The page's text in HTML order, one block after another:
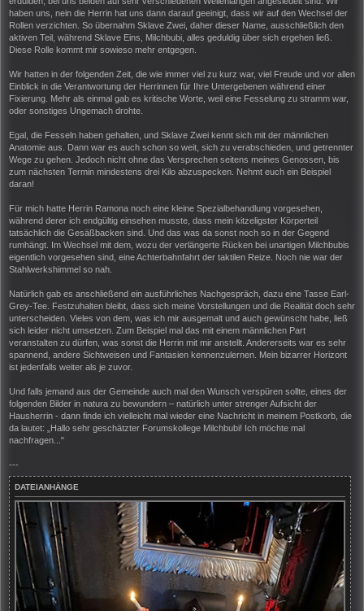
haben uns, nein die Herrin hat uns dann darauf geeinigt, dass wir auf den Wechsel der
Rollen verzichten. So übernahm Sklave Zwei, daher dieser Name, ausschließlich den
aktiven Teil, während Sklave Eins, Milchbubi, alles geduldig über sich ergehen ließ.
Diese Rolle kommt mir sowieso mehr entgegen.
Wir hatten in der folgenden Zeit, die wie immer viel zu kurz war, viel Freude und vor allen
Einblick in die Verantwortung der Herrinnen für Ihre Untergebenen während einer
Fixierung. Mehr als einmal gab es kritische Worte, weil eine Fesselung zu stramm war,
oder sonstiges Ungemach drohte.
Egal, die Fesseln haben gehalten, und Sklave Zwei kennt sich mit der männlichen
Anatomie aus. Dann war es auch schon so weit, sich zu verabschieden, und getrennter
Wege zu gehen. Jedoch nicht ohne das Versprechen seitens meines Genossen, bis
zum nächsten Termin mindestens drei Kilo abzuspecken. Nehmt euch ein Beispiel
daran!
Für mich hatte Herrin Ramona noch eine kleine Spezialbehandlung vorgesehen,
während derer ich endgültig einsehen musste, dass mein kitzeligster Körperteil
tatsächlich die Gesäßbacken sind. Und das was da sonst noch so in der Gegend
rumhängt. Im Wechsel mit dem, wozu der verlängerte Rücken bei unartigen Milchbubis
eigentlich vorgesehen sind, eine Achterbahnfahrt der taktilen Reize. Noch nie war der
Stahlwerkshimmel so nah.
Natürlich gab es anschließend ein ausführliches Nachgespräch, dazu eine Tasse Earl-
Grey-Tee. Festzuhalten bleibt, dass sich meine Vorstellungen und die Realität doch sehr
unterscheiden. Vieles von dem, was ich mir ausgemalt und auch gewünscht habe, ließ
sich leider nicht umsetzen. Zum Beispiel mal das mit einem männlichen Part
veranstalten zu dürfen, was sonst die Herrin mit mir anstellt. Andererseits war es sehr
spannend, andere Sichtweisen und Fantasien kennenzulernen. Mein bizarrer Horizont
ist jedenfalls weiter als je zuvor.
Und falls jemand aus der Gemeinde auch mal den Wunsch verspüren sollte, eines der
folgenden Bilder in natura zu bewundern – natürlich unter strenger Aufsicht der
Hausherrin - dann finde ich vielleicht mal wieder eine Nachricht in meinem Postkorb, die
da lautet: „Hallo sehr geschätzter Forumskollege Milchbubi! Ich möchte mal
nachfragen..."
---
DATEIANHÄNGE